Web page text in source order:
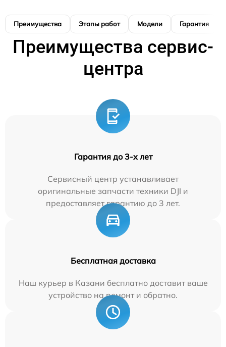
Преимущества Этапы работ Модели Гарантия
Преимущества сервис-
центра
Гарантия до 3-х лет
Сервисный центр устанавливает
оригинальные запчасти техники DJI и
предоставляет гарантию до 3 лет.
Бесплатная доставка
Наш курьер в Казани бесплатно доставит ваше
устройство на ремонт и обратно.